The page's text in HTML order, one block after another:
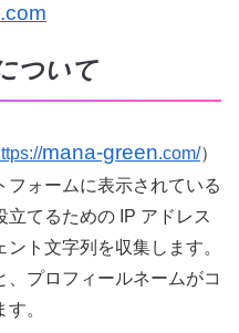
ついて
mana-green.com/）
フォームに表示されている
てるための IP アドレス
ト文字列を収集します。
、プロフィールネームがコ
。